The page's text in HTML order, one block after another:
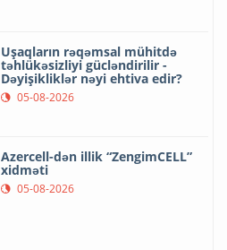
Uşaqların rəqəmsal mühitdə
təhlükəsizliyi gücləndirilir -
Dəyişikliklər nəyi ehtiva edir?
05-08-2026
Azercell-dən illik “ZengimCELL”
xidməti
05-08-2026